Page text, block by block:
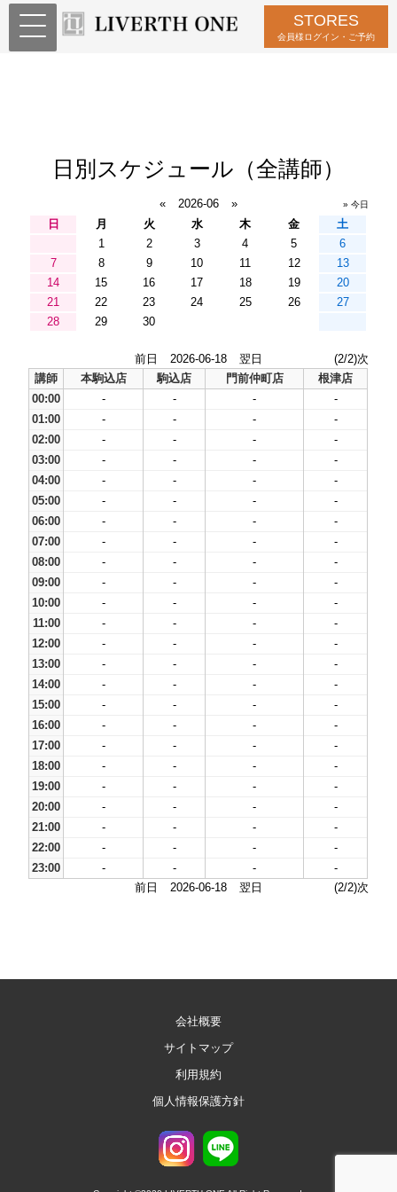
STORES
会員様ログイン・ご予約
日別スケジュール（全講師）
« 2026-06 » » 今日
日 月 火 水 木 金
土
1
2 3 4 5
6
7
8 9 10 11 12
13
14
15 16 17 18 19
20
21
22 23 24 25 26
27
28
29 30
前日 2026-06-18 翌日
(2/2)次
講師
本駒込店 駒込店 門前仲町店
根津店
00:00
- - -
-
01:00
- - -
-
02:00
- - -
-
03:00
- - -
-
04:00
- - -
-
05:00
- - -
-
06:00
- - -
-
07:00
- - -
-
08:00
- - -
-
09:00
- - -
-
10:00
- - -
-
11:00
- - -
-
12:00
- - -
-
13:00
- - -
-
14:00
- - -
-
15:00
- - -
-
16:00
- - -
-
17:00
- - -
-
18:00
- - -
-
19:00
- - -
-
20:00
- - -
-
21:00
- - -
-
22:00
- - -
-
23:00
- - -
-
前日
2026-06-18 翌日 (2/2)次
会社概要
サイトマップ
利用規約
個人情報保護方針